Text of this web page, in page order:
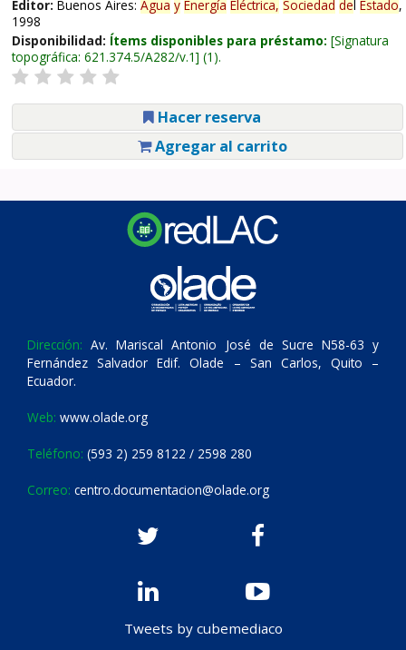
Editor: Buenos Aires: Agua y Energía Eléctrica, Sociedad del Estado,
1998
Disponibilidad: Ítems disponibles para préstamo: Signatura
topográfica: 621.374.5/A282/v.1 (1).
Hacer reserva
Agregar al carrito
Dirección: Av. Mariscal Antonio José de Sucre N58-63 y
Fernández Salvador Edif. Olade – San Carlos, Quito –
Ecuador.
Web: www.olade.org
Teléfono: (593 2) 259 8122 / 2598 280
Correo: centro.documentacion@olade.org
Tweets by cubemediaco